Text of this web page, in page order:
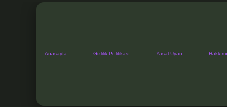
Anasayfa Gizlilik Politikası Yasal Uyarı